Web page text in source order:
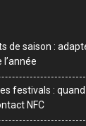
de saison :
festivals :
NFC